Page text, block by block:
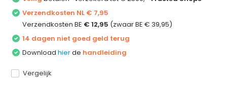
Verzendkosten NL € 7,95
Verzendkosten BE € 12,95 (zwaar BE € 39,95)
14 dagen niet goed geld terug
Downloadhierde handleiding
Vergelijk